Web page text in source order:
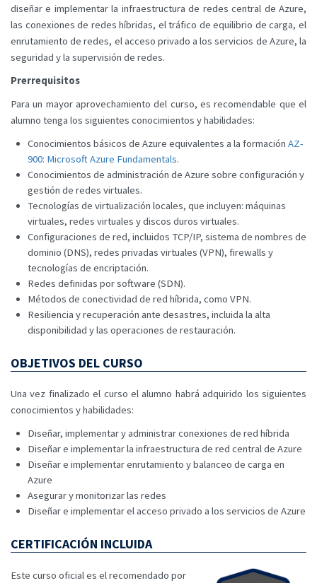
diseñar e implementar la infraestructura de redes central de Azure,
las conexiones de redes híbridas, el tráfico de equilibrio de carga, el
enrutamiento de redes, el acceso privado a los servicios de Azure, la
seguridad y la supervisión de redes.
Prerrequisitos
Para un mayor aprovechamiento del curso, es recomendable que el
alumno tenga los siguientes conocimientos y habilidades:
Conocimientos básicos de Azure equivalentes a la formación AZ-
900: Microsoft Azure Fundamentals.
Conocimientos de administración de Azure sobre configuración y
gestión de redes virtuales.
Tecnologías de virtualización locales, que incluyen: máquinas
virtuales, redes virtuales y discos duros virtuales.
Configuraciones de red, incluidos TCP/IP, sistema de nombres de
dominio (DNS), redes privadas virtuales (VPN), firewalls y
tecnologías de encriptación.
Redes definidas por software (SDN).
Métodos de conectividad de red híbrida, como VPN.
Resiliencia y recuperación ante desastres, incluida la alta
disponibilidad y las operaciones de restauración.
OBJETIVOS DEL CURSO
Una vez finalizado el curso el alumno habrá adquirido los siguientes
conocimientos y habilidades:
Diseñar, implementar y administrar conexiones de red híbrida
Diseñar e implementar la infraestructura de red central de Azure
Diseñar e implementar enrutamiento y balanceo de carga en
Azure
Asegurar y monitorizar las redes
Diseñar e implementar el acceso privado a los servicios de Azure
CERTIFICACIÓN INCLUIDA
Este curso oficial es el recomendado por